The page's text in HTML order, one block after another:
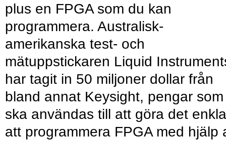
plus en FPGA som du kan
programmera. Australisk-
amerikanska test- och
mätuppstickaren Liquid
har tagit in 50 miljoner dollar från
bland annat Keysight, pengar som
ska användas till att göra det
att programmera FPGA med hjälp